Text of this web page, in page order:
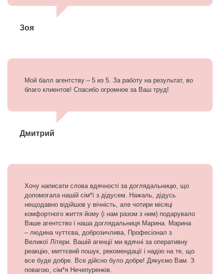
Зоя
Мой балл агентству – 5 из 5. За работу на результат, во
благо клиентов! Спасибо огромное за Ваш труд!
Дмитрий
Хочу написати слова вдячності за доглядальницю, що
допомогала нашій сім*ї з дідусем. Нажаль, дідусь
нещодавно відійшов у вічність, але чотири місяці
комфортного життя йому (і нам разом з ним) подарувало
Ваше агентство і наша доглядальниця Марина. Марина
– людина чуттєва, доброзичлива, Професіонал з
Великої Літери. Вашій агенції ми вдячні за оперативну
реакцію, миттєвий пошук, рекомендації і надію на те, що
все буде добре. Все дійсно було добре! Дякуємо Вам. З
повагою, сім*я Нечепуренків.